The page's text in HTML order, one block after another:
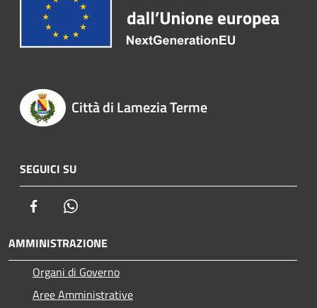
Città di Lamezia Terme
SEGUICI SU
Facebook
AMMINISTRAZIONE
Organi di Governo
Aree Amministrative